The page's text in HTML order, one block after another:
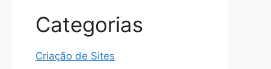
Categorias
Criação de Sites